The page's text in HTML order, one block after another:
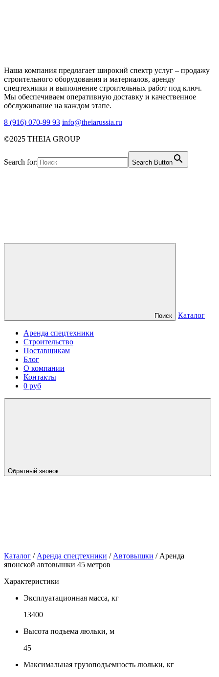
Наша компания предлагает широкий спектр услуг – продажу
строительного оборудования и материалов, аренду
спецтехники и выполнение строительных работ под ключ.
Мы обеспечиваем оперативную доставку и качественное
обслуживание на каждом этапе.
8 (916) 070-99 93 info@theiarussia.ru
©2025 THEIA GROUP
Search for: Search Button
Поиск Каталог
Аренда спецтехники
Строительство
Поставщикам
Блог
О компании
Контакты
0 руб
Обратный звонок
Каталог / Аренда спецтехники / Автовышки / Аренда
японской автовышки 45 метров
Характеристики
Эксплуатационная масса, кг
13400
Высота подъема люльки, м
45
Максимальная грузоподъемность люльки, кг